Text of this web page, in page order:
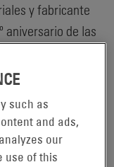
y fabricante
aniversario de las
que se
ODYSSEY® en
solución de
en la
such as
and ads,
our
use of this